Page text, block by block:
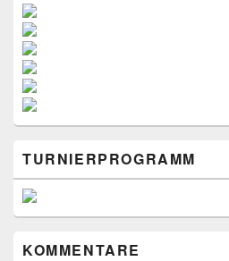
TURNIERPROGRAMM
KOMMENTARE